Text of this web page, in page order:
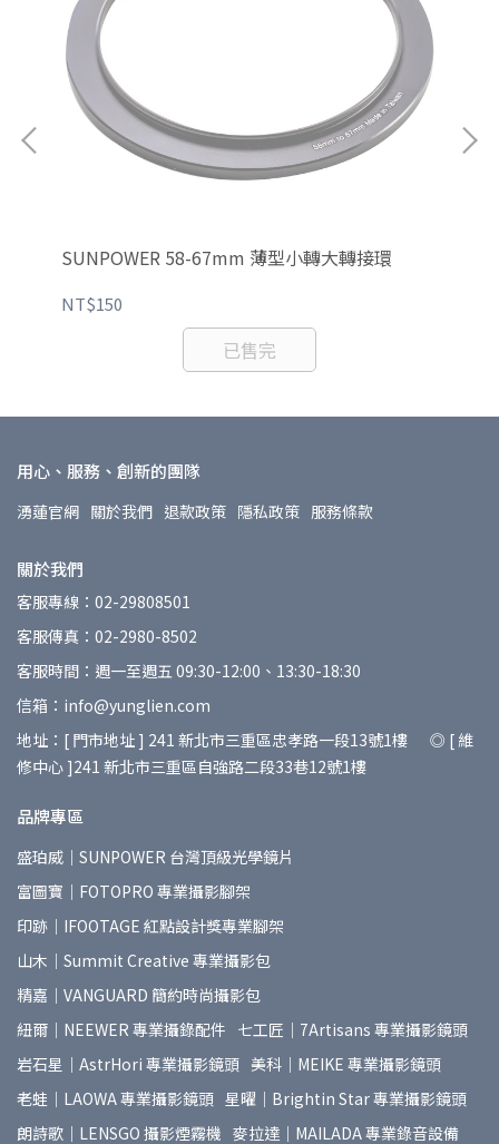
SUNPOWER 58-67mm 薄型小轉大轉接環
NT$150
已售完
用心、服務、創新的團隊
湧蓮官網 關於我們 退款政策 隱私政策 服務條款
關於我們
客服專線：02-29808501
客服傳真：02-2980-8502
客服時間：週一至週五 09:30-12:00、13:30-18:30
信箱：info@yunglien.com
地址：[ 門市地址 ] 241 新北市三重區忠孝路一段13號1樓 ◎ [ 維
修中心 ]241 新北市三重區自強路二段33巷12號1樓
品牌專區
盛珀威｜SUNPOWER 台灣頂級光學鏡片
富圖寶｜FOTOPRO 專業攝影腳架
印跡｜IFOOTAGE 紅點設計獎專業腳架
山木｜Summit Creative 專業攝影包
精嘉｜VANGUARD 簡約時尚攝影包
紐爾｜NEEWER 專業攝錄配件 七工匠｜7Artisans 專業攝影鏡頭
岩石星｜AstrHori 專業攝影鏡頭 美科｜MEIKE 專業攝影鏡頭
老蛙｜LAOWA 專業攝影鏡頭 星曜｜Brightin Star 專業攝影鏡頭
朗詩歌｜LENSGO 攝影煙霧機 麥拉達｜MAILADA 專業錄音設備